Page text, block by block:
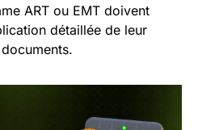
ART ou EMT doivent
détaillée de leur